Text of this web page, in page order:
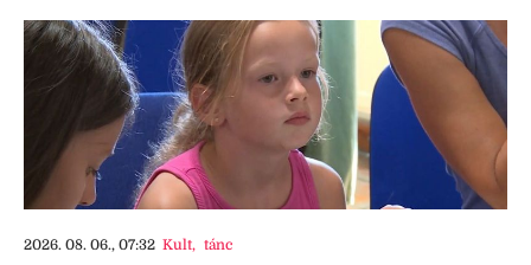
2026. 08. 06., 07:32 Kult, tánc